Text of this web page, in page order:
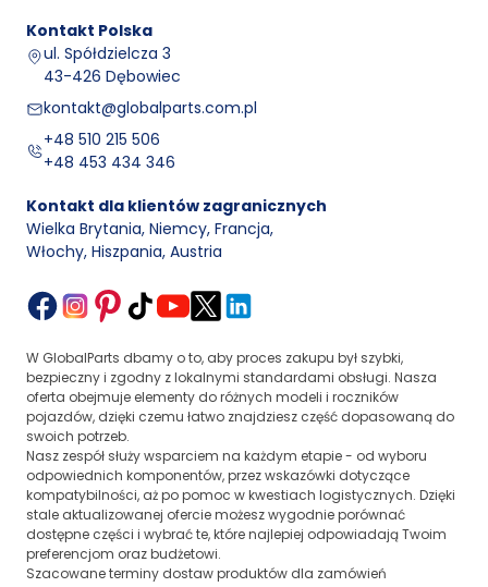
Kontakt Polska
ul. Spółdzielcza 3
43-426 Dębowiec
kontakt@globalparts.com.pl
+48 510 215 506
+48 453 434 346
Kontakt dla klientów zagranicznych
Wielka Brytania, Niemcy, Francja,
Włochy, Hiszpania, Austria
W GlobalParts dbamy o to, aby proces zakupu był szybki,
bezpieczny i zgodny z lokalnymi standardami obsługi. Nasza
oferta obejmuje elementy do różnych modeli i roczników
pojazdów, dzięki czemu łatwo znajdziesz część dopasowaną do
swoich potrzeb.
Nasz zespół służy wsparciem na każdym etapie - od wyboru
odpowiednich komponentów, przez wskazówki dotyczące
kompatybilności, aż po pomoc w kwestiach logistycznych. Dzięki
stale aktualizowanej ofercie możesz wygodnie porównać
dostępne części i wybrać te, które najlepiej odpowiadają Twoim
preferencjom oraz budżetowi.
Szacowane terminy dostaw produktów dla zamówień